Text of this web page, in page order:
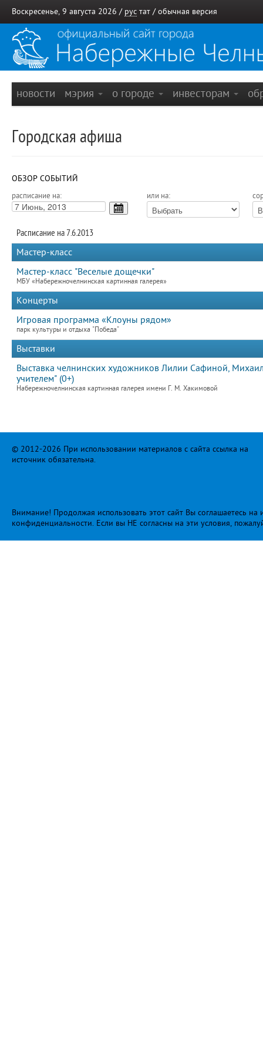
Воскресенье, 9 августа 2026 / рус тат / обычная версия
новости мэрия о городе инвесторам
Городская афиша
ОБЗОР СОБЫТИЙ
расписание на: или на:
Расписание на 7.6.2013
Мастер-класс
Мастер-класс "Веселые дощечки"
МБУ «Набережночелнинская картинная галерея»
Концерты
Игровая программа «Клоуны рядом»
парк культуры и отдыха "Победа"
Выставки
Выставка челнинских художников Лилии Сафиной,
учителем" (0+)
Набережночелнинская картинная галерея имени Г. М. Хакимовой
© 2012-2026 При использовании материалов с сайта ссылка на
источник обязательна.
Внимание! Продолжая использовать этот сайт Вы соглашаетесь
конфиденциальности. Если вы НЕ согласны на эти условия,